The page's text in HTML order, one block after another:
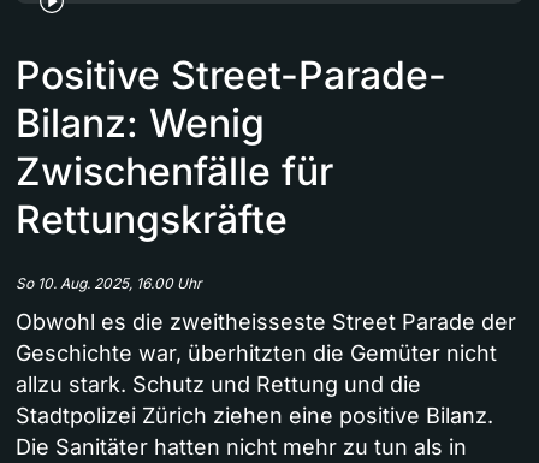
Positive Street-Parade-
Bilanz: Wenig
Zwischenfälle für
Rettungskräfte
So 10. Aug. 2025, 16.00 Uhr
Obwohl es die zweitheisseste Street Parade der
Geschichte war, überhitzten die Gemüter nicht
allzu stark. Schutz und Rettung und die
Stadtpolizei Zürich ziehen eine positive Bilanz.
Die Sanitäter hatten nicht mehr zu tun als in